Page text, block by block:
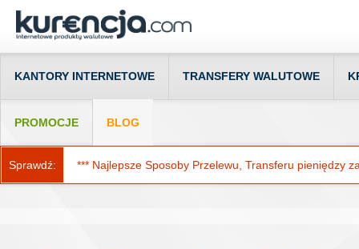
KANTORY INTERNETOWE TRANSFERY WALUTOWE
PROMOCJE BLOG
Sprawdź: *** Najlepsze Sposoby Przelewu, Transferu pieniędzy